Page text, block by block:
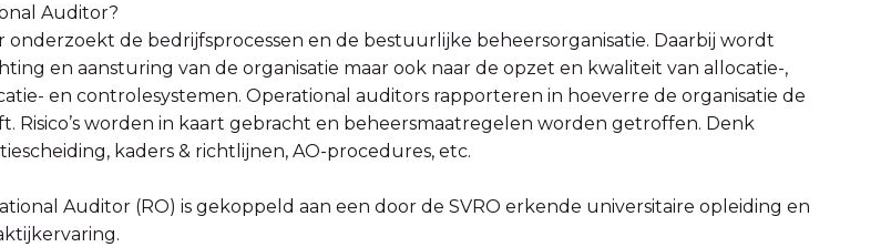
Auditor?
onderzoekt de bedrijfsprocessen en de bestuurlijke beheersorganisatie. Daarbij wordt
en aansturing van de organisatie maar ook naar de opzet en kwaliteit van allocatie-,
en controlesystemen. Operational auditors rapporteren in hoeverre de organisatie de
Risico’s worden in kaart gebracht en beheersmaatregelen worden getroffen. Denk
kaders & richtlijnen, AO-procedures, etc.
Auditor (RO) is gekoppeld aan een door de SVRO erkende universitaire opleiding en